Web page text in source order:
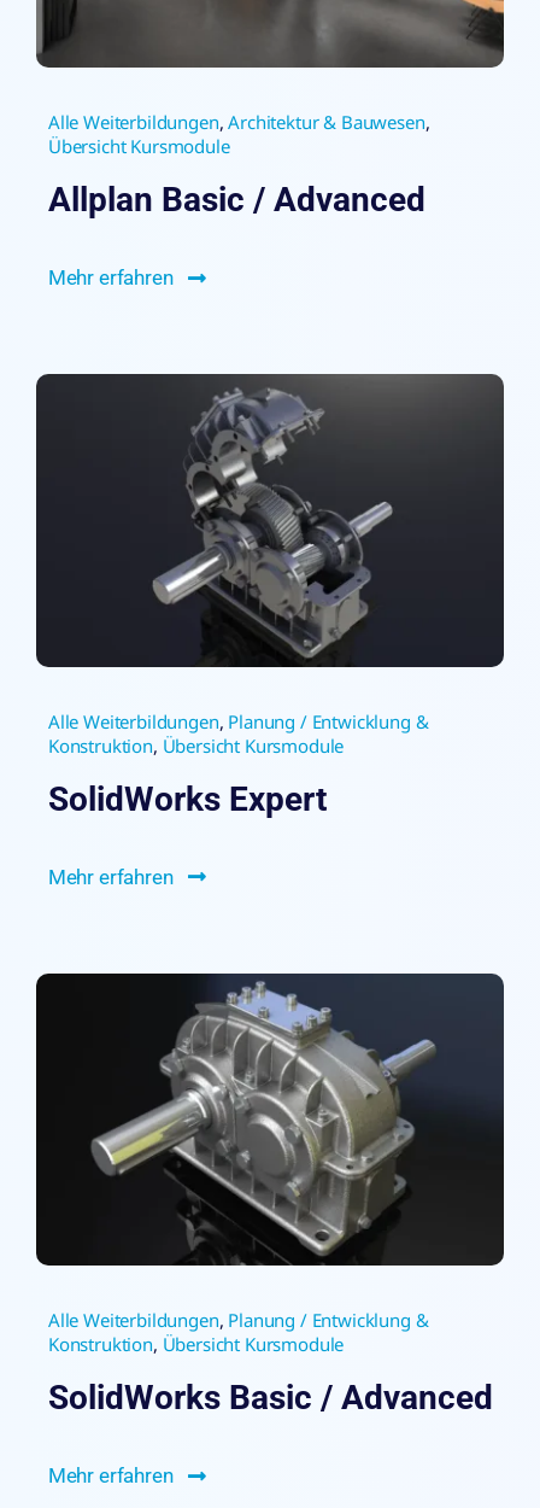
Alle Weiterbildungen,Architektur & Bauwesen,
Übersicht Kursmodule
Allplan Basic / Advanced
Mehr erfahren
Alle Weiterbildungen, Planung / Entwicklung &
Konstruktion, Übersicht Kursmodule
SolidWorks Expert
Mehr erfahren
Alle Weiterbildungen, Planung / Entwicklung &
Konstruktion, Übersicht Kursmodule
SolidWorks Basic / Advanced
Mehr erfahren